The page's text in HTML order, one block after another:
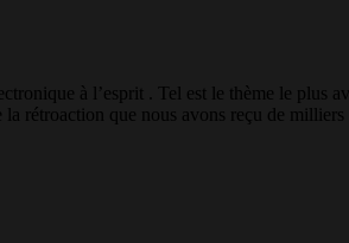
à l’esprit . Tel est le thème le plus
que nous avons reçu de